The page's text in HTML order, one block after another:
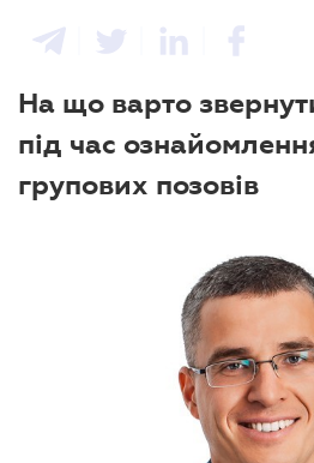
На що варто
під час
групових позовів